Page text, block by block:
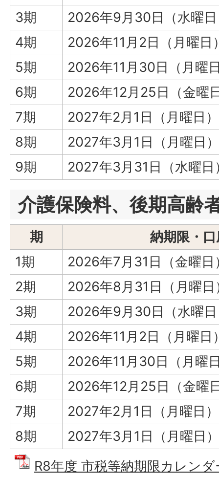
3期
2026年9月30日（水曜
4期
2026年11月2日（月曜日
5期
2026年11月30日（月曜
6期
2026年12月25日（金曜
7期
2027年2月1日（月曜日）
8期
2027年3月1日（月曜日）
9期
2027年3月31日（水曜日
介護保険料、後期高齢
期
納期限・
1期
2026年7月31日（金曜日
2期
2026年8月31日（月曜日
3期
2026年9月30日（水曜
4期
2026年11月2日（月曜日
5期
2026年11月30日（月曜
6期
2026年12月25日（金曜
7期
2027年2月1日（月曜日）
8期
2027年3月1日（月曜日）
R8年度 市税等納期限カレン